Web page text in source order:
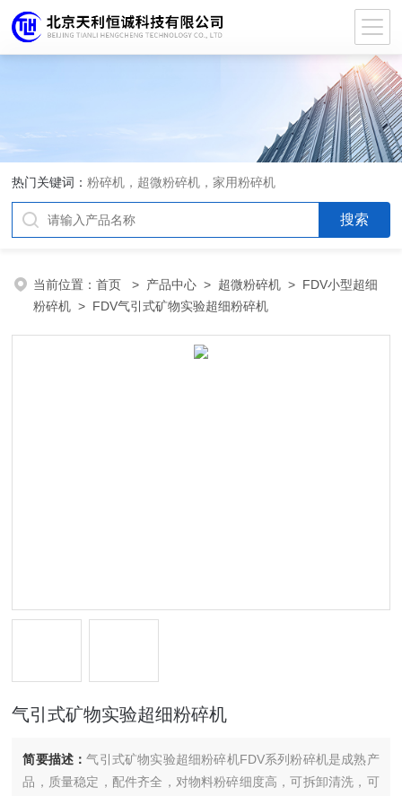
热门关键词：粉碎机，超微粉碎机，家用粉碎机
当前位置：首页 > 产品中心 > 超微粉碎机 > FDV小型超细
粉碎机 > FDV气引式矿物实验超细粉碎机
气引式矿物实验超细粉碎机
简要描述：气引式矿物实验超细粉碎机FDV系列粉碎机是成熟产
品，质量稳定，配件齐全，对物料粉碎细度高，可拆卸清洗，可